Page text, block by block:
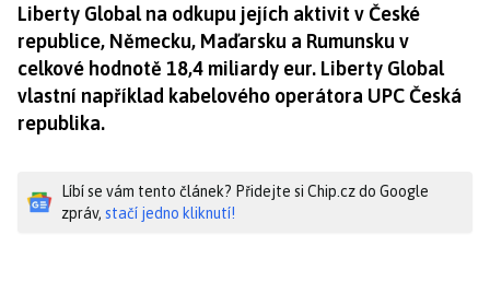
Liberty Global na odkupu jejích aktivit v České
republice, Německu, Maďarsku a Rumunsku v
celkové hodnotě 18,4 miliardy eur. Liberty Global
vlastní například kabelového operátora UPC Česká
republika.
Líbí se vám tento článek? Přidejte si Chip.cz do Google
zpráv, stačí jedno kliknutí!